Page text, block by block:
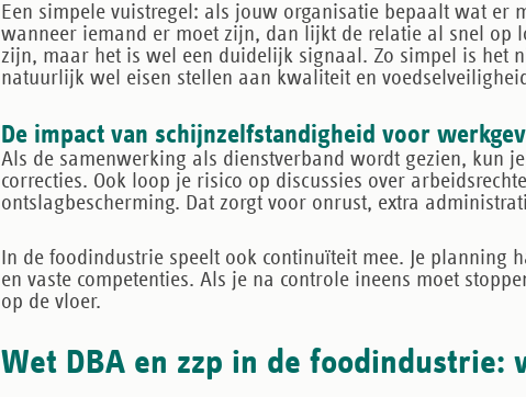
Een simpele vuistregel: als jouw organisatie bepaalt wat er
wanneer iemand er moet zijn, dan lijkt de relatie al snel op
zijn, maar het is wel een duidelijk signaal. Zo simpel is het
natuurlijk wel eisen stellen aan kwaliteit en
De impact van schijnzelfstandigheid voor
Als de samenwerking als dienstverband wordt gezien, kun
correcties. Ook loop je risico op discussies over
ontslagbescherming. Dat zorgt voor onrust, extra
In de foodindustrie speelt ook continuïteit mee. Je planning
en vaste competenties. Als je na controle ineens moet
op de vloer.
Wet DBA en zzp in de foodindustrie: